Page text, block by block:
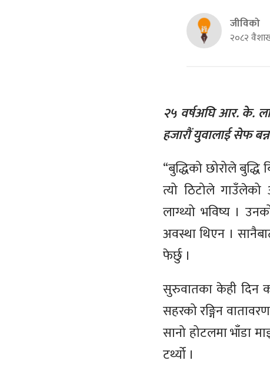
जीविको
२०८२
२५ वर्षअघि आर. के.
हजारौं युवालाई सेफ
“बुद्धिको छोरोले बुद्धि
त्यो ठिटोले
लाग्थ्यो भविष्य ।
अवस्था थिएन ।
फेर्छु ।
सुरुवातका केही दिन
सहरको रङ्गिन
सानो होटलमा भाँडा
टर्थ्यो ।